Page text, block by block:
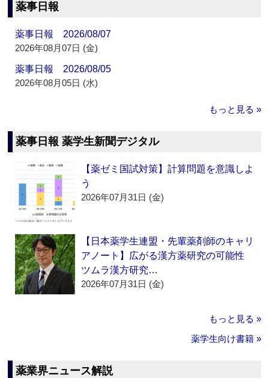
薬事日報
薬事日報 2026/08/07
2026年08月07日 (金)
薬事日報 2026/08/05
2026年08月05日 (水)
もっと見る »
薬事日報 薬学生新聞デジタル
【薬ゼミ国試対策】計算問題を意識しよ
う
2026年07月31日 (金)
【日本薬学生連盟・先輩薬剤師のキャリ
アノート】広がる漢方薬研究の可能性
ツムラ漢方研究…
2026年07月31日 (金)
もっと見る »
薬学生向け書籍 »
薬業界ニュース解説